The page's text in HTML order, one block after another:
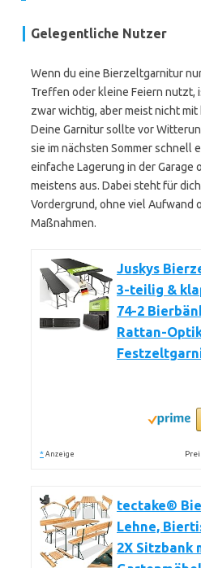
Gelegentliche Nutzer
Wenn du eine Bierzeltgarnitur
Treffen oder kleine Feiern nutzt,
zwar wichtig, aber meist nicht
Deine Garnitur sollte vor
sie im nächsten Sommer schnell
einfache Lagerung in der Garage
meistens aus. Dabei steht für
Vordergrund, ohne viel Aufwand
Maßnahmen.
Juskys
3-teilig &
74-2
Rattan-
* Anzeige
tectake®
Lehne,
2X Sitzbank